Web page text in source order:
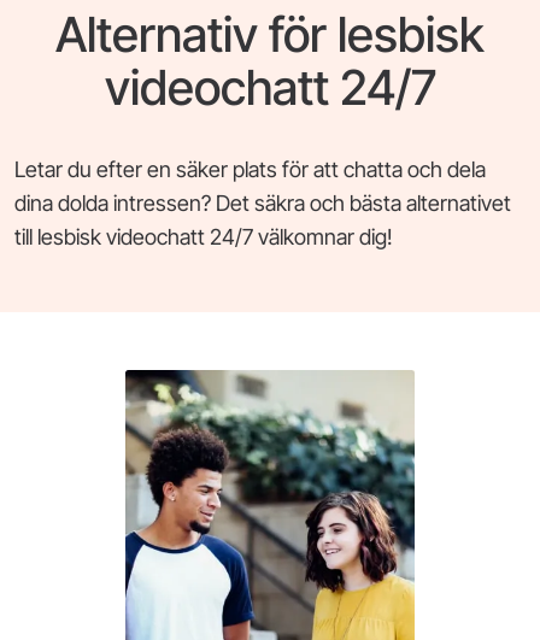
Alternativ för lesbisk
videochatt 24/7
Letar du efter en säker plats för att chatta och dela
dina dolda intressen? Det säkra och bästa alternativet
till lesbisk videochatt 24/7 välkomnar dig!